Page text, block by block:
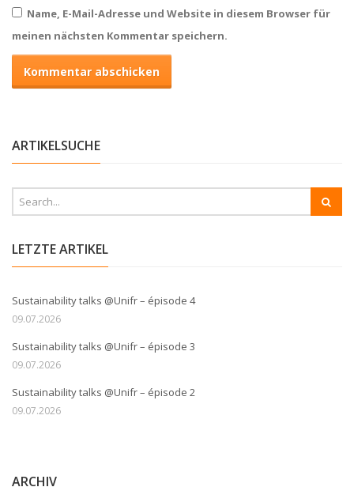
Name, E-Mail-Adresse und Website in diesem Browser für
meinen nächsten Kommentar speichern.
ARTIKELSUCHE
LETZTE ARTIKEL
Sustainability talks @Unifr – épisode 4
09.07.2026
Sustainability talks @Unifr – épisode 3
09.07.2026
Sustainability talks @Unifr – épisode 2
09.07.2026
ARCHIV